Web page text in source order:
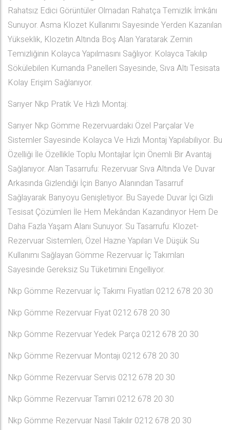
Rahatsız Edici Görüntüler Olmadan Rahatça Temizlik İmkânı
Sunuyor. Asma Klozet Kullanımı Sayesinde Yerden Kazanılan
Yükseklik, Klozetin Altında Boş Alan Yaratarak Zemin
Temizliğinin Kolayca Yapılmasını Sağlıyor. Kolayca Takılıp
Sökülebilen Kumanda Panelleri Sayesinde, Sıva Altı Tesisata
Kolay Erişim Sağlanıyor.
Sarıyer Nkp Pratik Ve Hızlı Montaj:
Sarıyer Nkp Gömme Rezervuardaki Özel Parçalar Ve
Sistemler Sayesinde Kolayca Ve Hızlı Montaj Yapılabiliyor. Bu
Özelliği İle Özellikle Toplu Montajlar İçin Önemli Bir Avantaj
Sağlanıyor. Alan Tasarrufu: Rezervuar Sıva Altında Ve Duvar
Arkasında Gizlendiği İçin Banyo Alanından Tasarruf
Sağlayarak Banyoyu Genişletiyor. Bu Sayede Duvar İçi Gizli
Tesisat Çözümleri İle Hem Mekândan Kazandırıyor Hem De
Daha Fazla Yaşam Alanı Sunuyor. Su Tasarrufu: Klozet-
Rezervuar Sistemleri, Özel Hazne Yapıları Ve Düşük Su
Kullanımı Sağlayan Gömme Rezervuar İç Takımları
Sayesinde Gereksiz Su Tüketimini Engelliyor.
Nkp Gömme Rezervuar İç Takımı Fiyatları 0212 678 20 30
Nkp Gömme Rezervuar Fiyat 0212 678 20 30
Nkp Gömme Rezervuar Yedek Parça 0212 678 20 30
Nkp Gömme Rezervuar Montajı 0212 678 20 30
Nkp Gömme Rezervuar Servis 0212 678 20 30
Nkp Gömme Rezervuar Tamiri 0212 678 20 30
Nkp Gömme Rezervuar Nasıl Takılır 0212 678 20 30